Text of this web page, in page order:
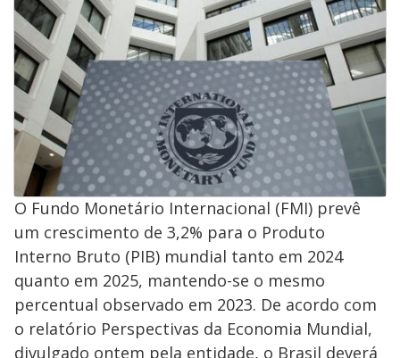
O Fundo Monetário Internacional (FMI) prevê
um crescimento de 3,2% para o Produto
Interno Bruto (PIB) mundial tanto em 2024
quanto em 2025, mantendo-se o mesmo
percentual observado em 2023. De acordo com
o relatório Perspectivas da Economia Mundial,
divulgado ontem pela entidade, o Brasil deverá